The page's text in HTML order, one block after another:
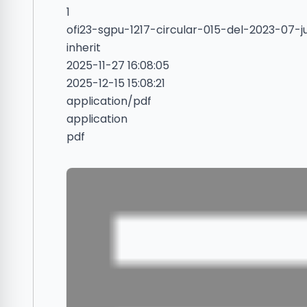
1
ofi23-sgpu-1217-circular-015-del-2023-07-
inherit
2025-11-27 16:08:05
2025-12-15 15:08:21
application/pdf
application
pdf